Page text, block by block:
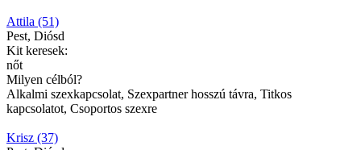
Attila (51)
Pest, Diósd
Kit keresek:
nőt
Milyen célból?
Alkalmi szexkapcsolat, Szexpartner hosszú távra, Titkos
kapcsolatot, Csoportos szexre
Krisz (37)